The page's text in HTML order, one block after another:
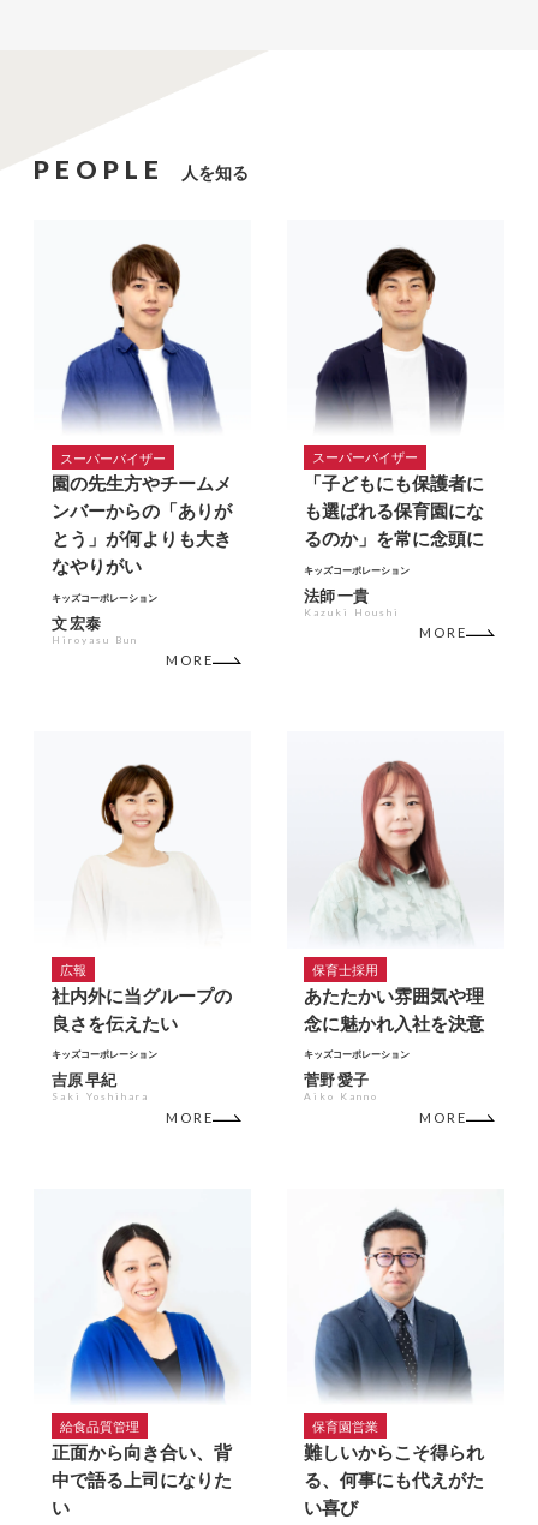
PEOPLE 人を知る
スーパーバイザー
園の先生方やチームメ
ンバーからの「ありが
とう」が何よりも大き
なやりがい
キッズコーポレーション
文 宏泰
Hiroyasu Bun
MORE
スーパーバイザー
「子どもにも保護者に
も選ばれる保育園にな
るのか」を常に念頭に
キッズコーポレーション
法師 一貴
Kazuki Houshi
MORE
広報
社内外に当グループの
良さを伝えたい
キッズコーポレーション
吉原 早紀
Saki Yoshihara
MORE
保育士採用
あたたかい雰囲気や理
念に魅かれ入社を決意
キッズコーポレーション
菅野 愛子
Aiko Kanno
MORE
給食品質管理
正面から向き合い、背
中で語る上司になりた
い
保育園営業
難しいからこそ得られ
る、何事にも代えがた
い喜び